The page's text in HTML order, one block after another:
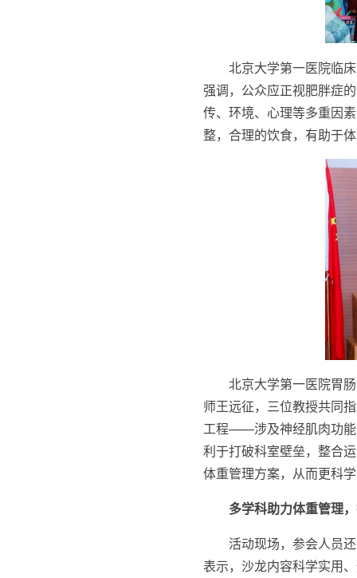
北京大学第一医院临
强调，公众应正视肥胖症
传、环境、心理等多重因
整，合理的饮食，有助于
北京大学第一医院胃
师王远征，三位教授共同
工程——涉及神经肌肉功能
利于打破科室壁垒，整合
体重管理方案，从而更科
多学科助力体重管理
活动现场，参会人员
表示，沙龙内容科学实用